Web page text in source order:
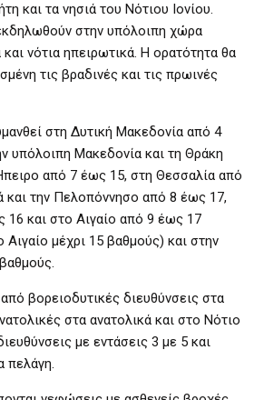
και τα νησιά του Νότιου Ιονίου.
στην υπόλοιπη χώρα
νότια ηπειρωτικά. Η ορατότητα θα
τις βραδινές και τις πρωινές
στη Δυτική Μακεδονία από 4
υπόλοιπη Μακεδονία και τη Θράκη
από 7 έως 15, στη Θεσσαλία από
και την Πελοπόννησο από 8 έως 17,
16 και στο Αιγαίο από 9 έως 17
μέχρι 15 βαθμούς) και στην
βορειοδυτικές διευθύνσεις στα
στα ανατολικά και στο Νότιο
με εντάσεις 3 με 5 και
πελάγη.